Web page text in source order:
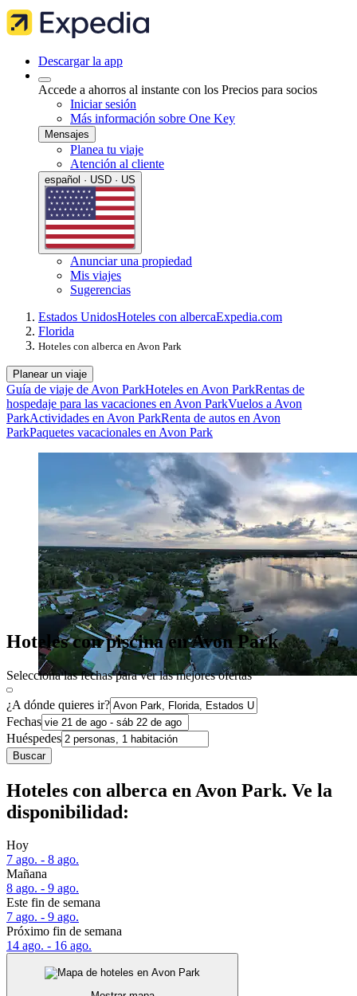
Descargar la app
Accede a ahorros al instante con los Precios para socios
Iniciar sesión
Más información sobre One Key
Mensajes
Planea tu viaje
Atención al cliente
español · USD · US
Anunciar una propiedad
Mis viajes
Sugerencias
Estados UnidosHoteles con albercaExpedia.com
Florida
Hoteles con alberca en Avon Park
Planear un viaje
Guía de viaje de Avon ParkHoteles en Avon ParkRentas de
hospedaje para las vacaciones en Avon ParkVuelos a Avon
ParkActividades en Avon ParkRenta de autos en Avon
ParkPaquetes vacacionales en Avon Park
Hoteles con piscina en Avon Park
Selecciona las fechas para ver las mejores ofertas
¿A dónde quieres ir?
Fechas
Huéspedes
Buscar
Hoteles con alberca en Avon Park. Ve la
disponibilidad:
Hoy
7 ago. - 8 ago.
Mañana
8 ago. - 9 ago.
Este fin de semana
7 ago. - 9 ago.
Próximo fin de semana
14 ago. - 16 ago.